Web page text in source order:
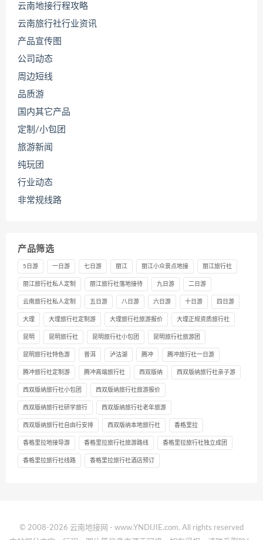
云南地接行程攻略
云南旅行社行业资讯
产品宣传图
公司动态
周边短线
品质游
国内其它产品
定制/小包团
旅游新闻
纯玩团
行业动态
非常规线路
产品筛选
5日游 一日游 七日游 丽江 丽江小众景点地接 丽江旅行社
丽江旅行社私人定制 丽江旅行社落地接待 九日游 二日游
云南旅行社私人定制 五日游 八日游 六日游 十日游 四日游
大理 大理旅行社定制游 大理旅行社旅游报价 大理正规资质旅行社
昆明 昆明旅行社 昆明旅行社小包团 昆明旅行社旅游团
昆明旅行社特色游 普洱 泸沽湖 腾冲 腾冲旅行社一日游
腾冲旅行社定制游 腾冲高端旅行社 西双版纳 西双版纳旅行社亲子游
西双版纳旅行社小包团 西双版纳旅行社旅游报价
西双版纳旅行社研学旅行 西双版纳旅行社老年旅游
西双版纳旅行社自由行安排 西双版纳本地旅行社 香格里拉
香格里拉地接导游 香格里拉旅行社旅游路线 香格里拉旅行社独立成团
香格里拉旅行社线路 香格里拉旅行社酒店预订
© 2008-2026 云南地接网 - www.YNDIJIE.com. All rights reserved